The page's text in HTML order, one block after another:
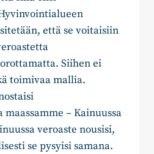
että se voitaisiin
Siihen ei
toimivaa mallia.
– Kainuussa
veroaste nousisi,
se pysyisi samana.